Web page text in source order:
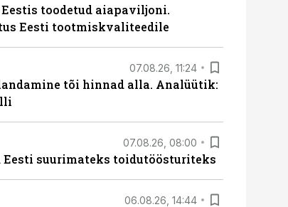
toodetud aiapaviljoni.
Eesti tootmiskvaliteedile
07.08.26, 11:24
tõi hinnad alla. Analüütik:
07.08.26, 08:00
Eesti suurimateks toidutöösturiteks
06.08.26, 14:44